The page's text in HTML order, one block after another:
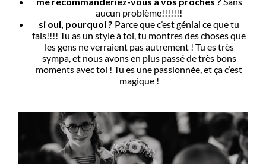
aucun problème!!!!!!!
si oui, pourquoi ? Parce que c’est génial ce que tu
fais!!!! Tu as un style à toi, tu montres des choses que
les gens ne verraient pas autrement ! Tu es très
sympa, et nous avons en plus passé de très bons
moments avec toi ! Tu es une passionnée, et ça c’est
magique !